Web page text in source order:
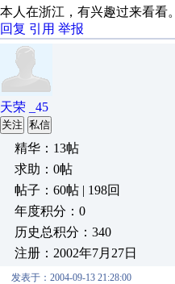
本人在浙江，有兴趣过来看看。
回复 引用 举报
天荣 _45
关注 私信
精华：13帖
求助：0帖
帖子：60帖 | 198回
年度积分：0
历史总积分：340
注册：2002年7月27日
发表于：2004-09-13 21:28:00